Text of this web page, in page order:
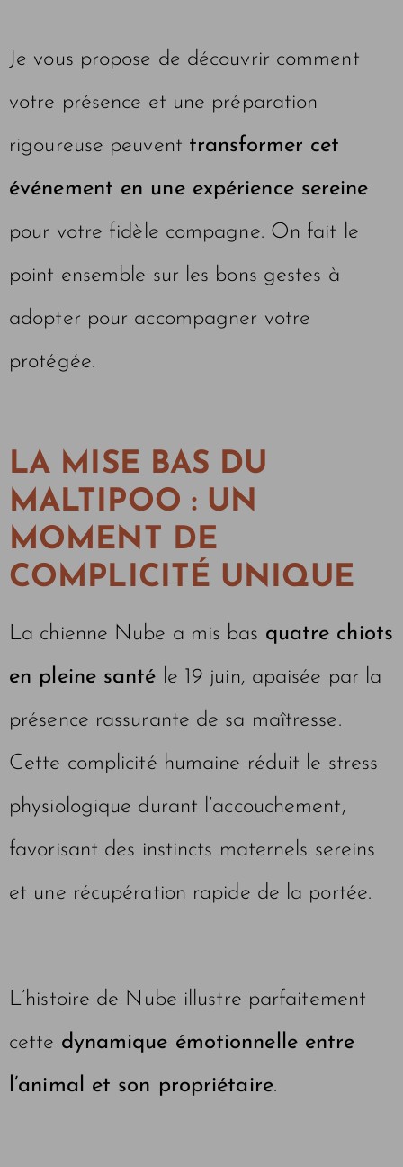
Je vous propose de découvrir comment
votre présence et une préparation
rigoureuse peuvent transformer cet
événement en une expérience sereine
pour votre fidèle compagne. On fait le
point ensemble sur les bons gestes à
adopter pour accompagner votre
protégée.
LA MISE BAS DU
MALTIPOO : UN
MOMENT DE
COMPLICITÉ UNIQUE
La chienne Nube a mis bas quatre chiots
en pleine santé le 19 juin, apaisée par la
présence rassurante de sa maîtresse.
Cette complicité humaine réduit le stress
physiologique durant l’accouchement,
favorisant des instincts maternels sereins
et une récupération rapide de la portée.
L’histoire de Nube illustre parfaitement
cette dynamique émotionnelle entre
l’animal et son propriétaire.